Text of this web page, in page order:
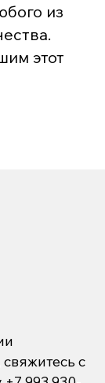
из
этот
с